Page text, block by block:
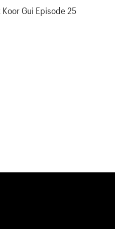
Koor Gui Episode 25